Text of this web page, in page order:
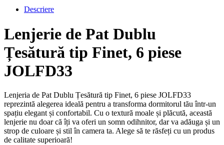
Descriere
Lenjerie de Pat Dublu
Țesătură tip Finet, 6 piese
JOLFD33
Lenjeria de Pat Dublu Țesătură tip Finet, 6 piese JOLFD33
reprezintă alegerea ideală pentru a transforma dormitorul tău într-un
spațiu elegant și confortabil. Cu o textură moale și plăcută, această
lenjerie nu doar că îți va oferi un somn odihnitor, dar va adăuga și un
strop de culoare și stil în camera ta. Alege să te răsfeți cu un produs
de calitate superioară!